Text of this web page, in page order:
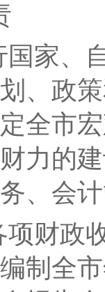
国家、
、政
全市
力的
、会
项财政
制全